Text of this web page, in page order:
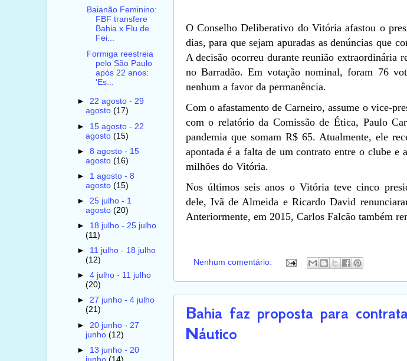
O Conselho Deliberativo do Vitória afastou o
dias, para que sejam apuradas as denúncias que
A decisão ocorreu durante reunião extraordinária
no Barradão. Em votação nominal, foram 76
nenhum a favor da permanência.
Com o afastamento de Carneiro, assume o vice-
com o relatório da Comissão de Ética, Paulo
pandemia que somam R$ 65. Atualmente, ele
apontada é a falta de um contrato entre o clube e
milhões do Vitória.
Nos últimos seis anos o Vitória teve cinco
dele, Ivã de Almeida e Ricardo David
Anteriormente, em 2015, Carlos Falcão também
Nenhum comentário:
Bahia faz proposta para
Náutico
Baianão Feminino:
FBF transfere
Bahia x Flu de
Fei...
Formiga reestreia
pelo São Paulo
após 22 anos:
'Es...
► 22 agosto - 29
agosto (17)
► 15 agosto - 22
agosto (15)
► 8 agosto - 15
agosto (16)
► 1 agosto - 8
agosto (15)
► 25 julho - 1
agosto (20)
► 18 julho - 25 julho
(11)
► 11 julho - 18 julho
(12)
► 4 julho - 11 julho
(20)
► 27 junho - 4 julho
(21)
► 20 junho - 27
junho (12)
► 13 junho - 20